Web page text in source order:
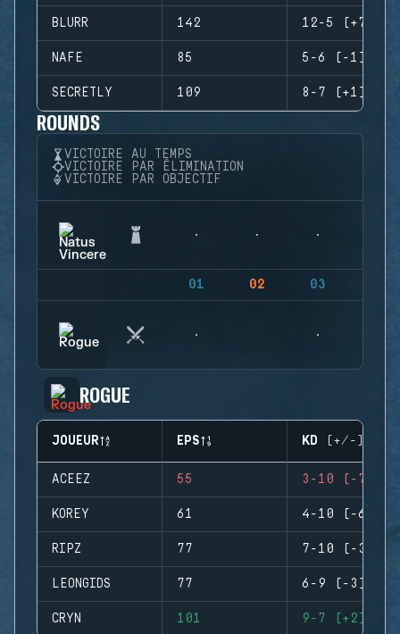
BLURR 142 12-5 (+7)
NAFE 85 5-6 (-1)
SECRETLY 109 8-7 (+1)
ROUNDS
VICTOIRE AU TEMPS
VICTOIRE PAR ÉLIMINATION
VICTOIRE PAR OBJECTIF
01 02 03
ROGUE
JOUEUR EPS KD (+/-)
ACEEZ 55 3-10 (-7)
KOREY 61 4-10 (-6)
RIPZ 77 7-10 (-3)
LEONGIDS 77 6-9 (-3)
CRYN 101 9-7 (+2)